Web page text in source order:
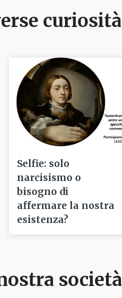
curiosità
Selfie: solo
narcisismo o
bisogno di
affermare la nostra
esistenza?
società